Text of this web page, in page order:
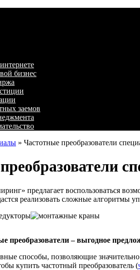
бизнес
заемов
» Частотные преобразователи
предлагает воспользоваться
реализовать сложные алгоритмы
преобразователи – выгодное
способы, позволяющие
купить частотный преобразователь (